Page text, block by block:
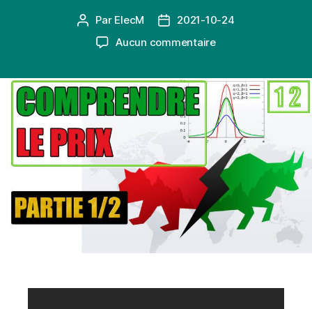
Auteur
l’article
Par ElecM
Date2021-10-24
Aucun commentairesur
Matlab
#12:
Comprendre
le
Prix
–
Modèle
Simplifié
–
Partie
1/2